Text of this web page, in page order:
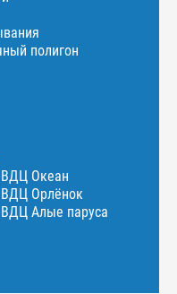
полигон
ВДЦ Океан
ВДЦ Орлёнок
ВДЦ Алые паруса